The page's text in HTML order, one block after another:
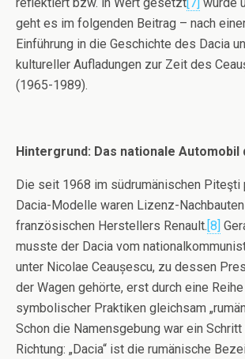
geht es im folgenden Beitrag – nach
Einführung in die Geschichte des Dacia
kultureller Aufladungen zur Zeit des
(1965-1989).
Hintergrund: Das nationale Automobil
Die seit 1968 im südrumänischen Piteşti
Dacia-Modelle waren Lizenz-
französischen Herstellers Renault.[8]
musste der Dacia vom
unter Nicolae Ceaușescu, zu dessen
der Wagen gehörte, erst durch eine
symbolischer Praktiken gleichsam
Schon die Namensgebung war ein
Richtung: „Dacia“ ist die rumänische